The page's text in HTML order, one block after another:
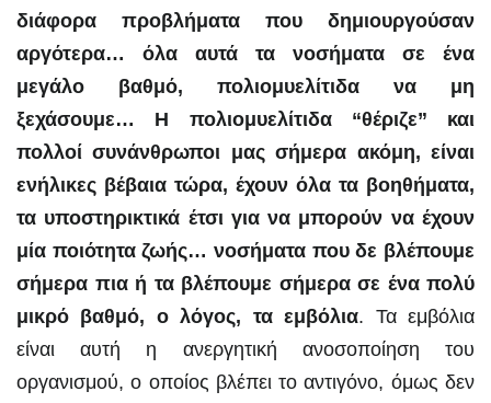
διάφορα προβλήματα που δημιουργούσαν
αργότερα… όλα αυτά τα νοσήματα σε ένα
μεγάλο βαθμό, πολιομυελίτιδα να μη
ξεχάσουμε… Η πολιομυελίτιδα “θέριζε” και
πολλοί συνάνθρωποι μας σήμερα ακόμη, είναι
ενήλικες βέβαια τώρα, έχουν όλα τα βοηθήματα,
τα υποστηρικτικά έτσι για να μπορούν να έχουν
μία ποιότητα ζωής… νοσήματα που δε βλέπουμε
σήμερα πια ή τα βλέπουμε σήμερα σε ένα πολύ
μικρό βαθμό, ο λόγος, τα εμβόλια. Τα εμβόλια
είναι αυτή η ανεργητική ανοσοποίηση του
οργανισμού, ο οποίος βλέπει το αντιγόνο, όμως δεν